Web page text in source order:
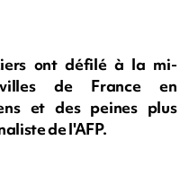
ont défilé à la mi-
de France en
et des peines plus
de l'AFP.